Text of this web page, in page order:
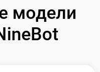
модели